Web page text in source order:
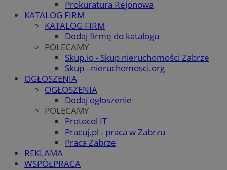
Prokuratura Rejonowa
KATALOG FIRM
KATALOG FIRM
Dodaj firmę do katalogu
POLECAMY
Skup.io - Skup nieruchomości Zabrze
Skup - nieruchomosci.org
OGŁOSZENIA
OGŁOSZENIA
Dodaj ogłoszenie
POLECAMY
Protocol IT
Pracuj.pl - praca w Zabrzu
Praca Zabrze
REKLAMA
WSPÓŁPRACA